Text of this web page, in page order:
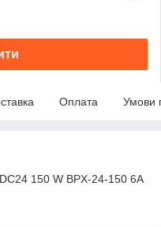
Оплата Умови
150 W BPX-24-150 6А